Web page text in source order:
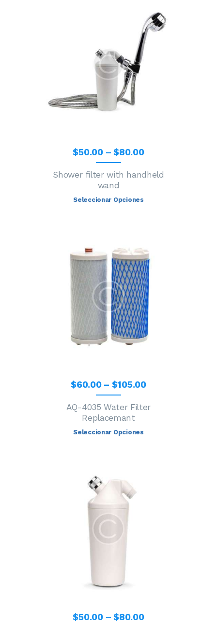
$50.00 – $80.00
Shower filter with handheld
wand
Seleccionar Opciones
$60.00 – $105.00
AQ-4035 Water Filter
Replacemant
Seleccionar Opciones
$50.00 – $80.00